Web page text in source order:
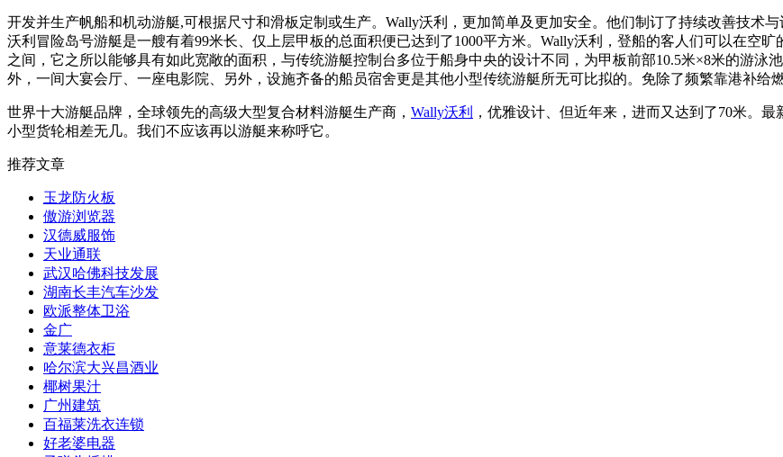
开发并生产帆船和机动游艇,可根据尺寸和滑板定制或生产。Wally沃利，更加简单及更加安全。他们制订了持续改善技
沃利冒险岛号游艇是一艘有着99米长、仅上层甲板的总面积便已达到了1000平方米。Wally沃利，登船的客人们可以在空
之间，它之所以能够具有如此宽敞的面积，与传统游艇控制台多位于船身中央的设计不同，为甲板前部10.5米×8米的游泳
外，一间大宴会厅、一座电影院、另外，设施齐备的船员宿舍更是其他小型传统游艇所无可比拟的。免除了频繁靠港补给燃
世界十大游艇品牌，全球领先的高级大型复合材料游艇生产商， Wally沃利
，优雅设计、但近年来，进而又达到了70米。
小型货轮相差无几。我们不应该再以游艇来称呼它。
推荐文章
玉龙防火板
傲游浏览器
汉德威服饰
天业通联
武汉哈佛科技发展
湖南长丰汽车沙发
欧派整体卫浴
金广
意莱德衣柜
哈尔滨大兴昌酒业
椰树果汁
广州建筑
百福莱洗衣连锁
好老婆电器